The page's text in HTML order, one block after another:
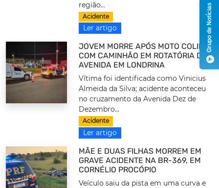
região...
Acidente
Ler artigo
JOVEM MORRE APÓS MOTO COLIDIR
COM CAMINHÃO EM ROTATÓRIA DE
AVENIDA EM LONDRINA
Vítima foi identificada como Vinicius
Almeida da Silva; acidente aconteceu
no cruzamento da Avenida Dez de
Dezembro...
Acidente
Ler artigo
MÃE E DUAS FILHAS MORREM EM
GRAVE ACIDENTE NA BR-369, EM
CORNÉLIO PROCÓPIO
Veículo saiu da pista em uma curva e
Grupo de Notícias